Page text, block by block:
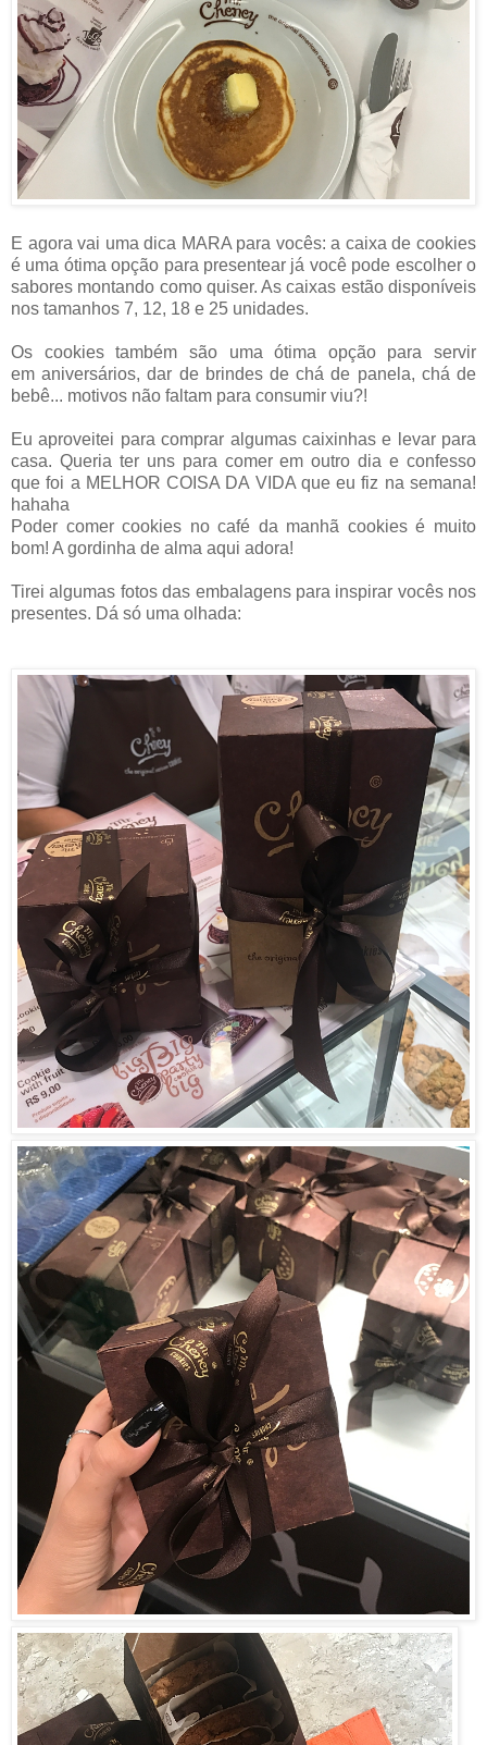
E agora vai uma dica MARA para vocês: a caixa de cookies
é uma ótima opção para presentear já você pode escolher o
sabores montando como quiser. As caixas estão disponíveis
nos tamanhos 7, 12, 18 e 25 unidades.
Os cookies também são uma ótima opção para servir
em aniversários, dar de brindes de chá de panela, chá de
bebê... motivos não faltam para consumir viu?!
Eu aproveitei para comprar algumas caixinhas e levar para
casa. Queria ter uns para comer em outro dia e confesso
que foi a MELHOR COISA DA VIDA que eu fiz na semana!
hahaha
Poder comer cookies no café da manhã cookies é muito
bom! A gordinha de alma aqui adora!
Tirei algumas fotos das embalagens para inspirar vocês nos
presentes. Dá só uma olhada: